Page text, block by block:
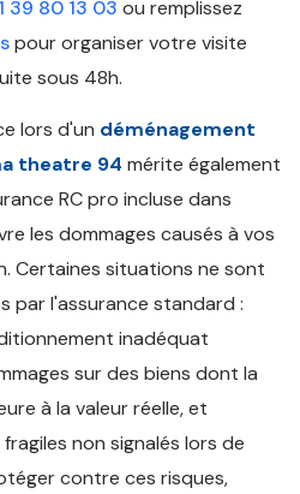
39 80 13 03 ou remplissez
pour organiser votre visite
sous 48h.
lors d'un déménagement
theatre 94 mérite également
RC pro incluse dans
les dommages causés à vos
Certaines situations ne sont
par l'assurance standard :
inadéquat
sur des biens dont la
à la valeur réelle, et
non signalés lors de
contre ces risques,